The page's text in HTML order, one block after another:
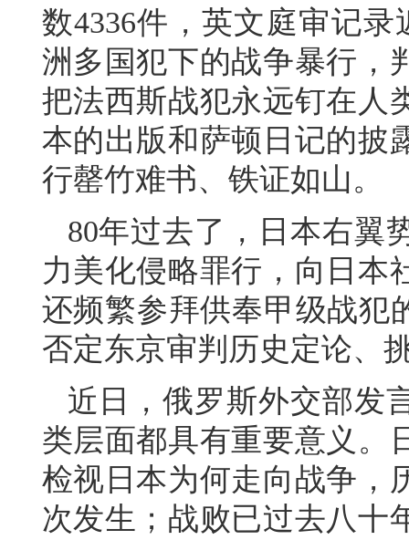
数4336件，英文庭审记
洲多国犯下的战争暴行，
把法西斯战犯永远钉在人
本的出版和萨顿日记的披
行罄竹难书、铁证如山。
80年过去了，日本右翼
力美化侵略罪行，向日本
还频繁参拜供奉甲级战犯
否定东京审判历史定论、
近日，俄罗斯外交部发
类层面都具有重要意义。
检视日本为何走向战争，
次发生；战败已过去八十